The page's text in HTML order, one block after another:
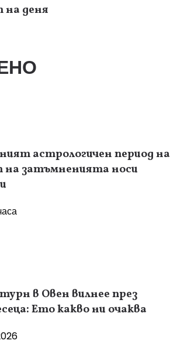
деня
астрологичен период на
на затъмненията носи
в Овен вилнее през
Ето какво ни очаква